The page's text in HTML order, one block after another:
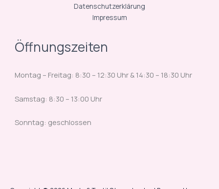
Datenschutzerklärung
Impressum
Öffnungszeiten
Montag – Freitag: 8:30 – 12:30 Uhr & 14:30 – 18:30 Uhr
Samstag: 8:30 – 13:00 Uhr
Sonntag: geschlossen